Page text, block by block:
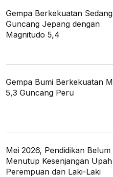
Gempa Berkekuatan Sedang
Guncang Jepang dengan
Magnitudo 5,4
Gempa Bumi Berkekuatan M
5,3 Guncang Peru
Mei 2026, Pendidikan Belum
Menutup Kesenjangan Upah
Perempuan dan Laki-Laki